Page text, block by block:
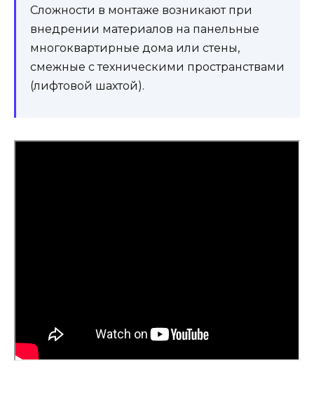
Сложности в монтаже возникают при
внедрении материалов на панельные
многоквартирные дома или стены,
смежные с техническими пространствами
(лифтовой шахтой).